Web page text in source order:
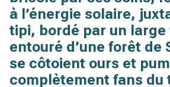
à l’énergie solaire,
tipi, bordé par un large
entouré d’une forêt de
se côtoient ours et
complètement fans du